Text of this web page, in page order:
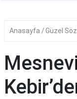
YEMEK
RÜYA
GEZİLECEK
Anasayfa Güzel